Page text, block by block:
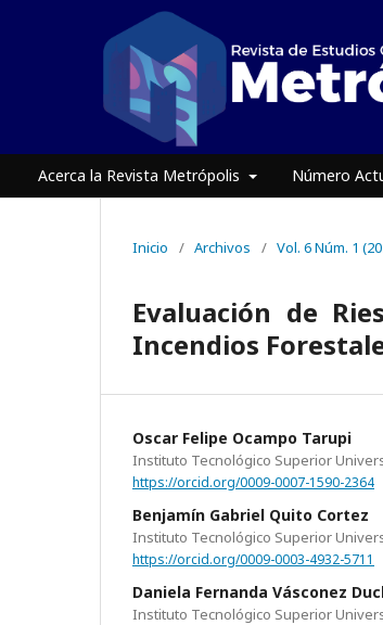
Acerca la Revista Metrópolis Número
Inicio / Archivos / Vol. 6 Núm. 1
Evaluación de
Incendios
Oscar Felipe Ocampo Tarupi
Instituto Tecnológico Superior
https://orcid.org/0009-0007-1590-2364
Benjamín Gabriel Quito Cortez
Instituto Tecnológico Superior
https://orcid.org/0009-0003-4932-5711
Daniela Fernanda Vásconez
Instituto Tecnológico Superior